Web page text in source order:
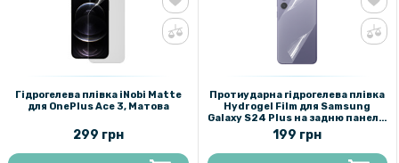
169 грн
199 грн
Захисне скло 2.5D 0.3mm Tempered Glass для Samsung Galaxy S23
159 грн
199 грн
Гідрогелева плівка iNobi Matte
для OnePlus Ace 3, Матова
299 грн
Протиударна гідрогелева плівка
Hydrogel Film для Samsung
Galaxy S24 Plus​​​ на задню панель,
Transparent
199 грн